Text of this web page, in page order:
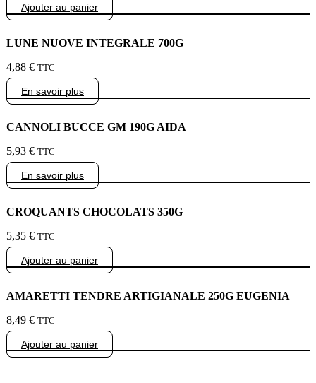
Ajouter au panier
LUNE NUOVE INTEGRALE 700G
4,88 € TTC
En savoir plus
CANNOLI BUCCE GM 190G AIDA
5,93 € TTC
En savoir plus
CROQUANTS CHOCOLATS 350G
5,35 € TTC
Ajouter au panier
AMARETTI TENDRE ARTIGIANALE 250G EUGENIA
8,49 € TTC
Ajouter au panier